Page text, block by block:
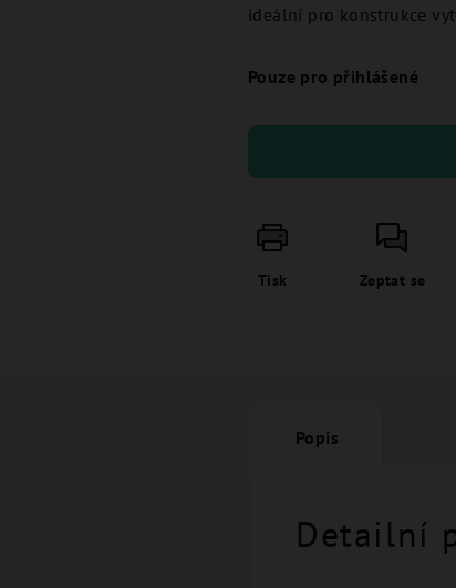
ideální pro konstrukce
Pouze pro přihlášené
Tisk Zeptat se
Popis
Detailní